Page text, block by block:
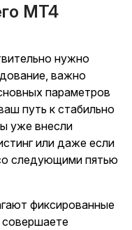
MT4
нужно
важно
параметров
путь к стабильно
уже внесли
или даже если
следующими пятью
фиксированные